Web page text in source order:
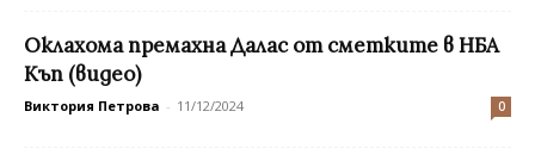
Оклахома премахна Далас от сметките в НБА
Къп (видео)
Виктория Петрова - 11/12/2024 0